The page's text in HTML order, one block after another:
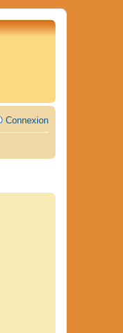
Connexion